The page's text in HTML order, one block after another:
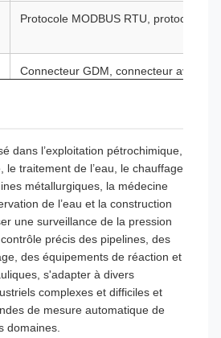
Protocole MODBUS RTU, protocole
Connecteur GDM, connecteur
Ex ia IIC T4 Ga, Ex d IIC T6 Gb, Ex tD
12 mois
dans l’exploitation pétrochimique,
le traitement de l’eau, le chauffage
métallurgiques, la médecine
de l’eau et la construction
une surveillance de la pression
précis des pipelines, des
des équipements de réaction et
s'adapter à divers
complexes et difficiles et
de mesure automatique de
domaines.